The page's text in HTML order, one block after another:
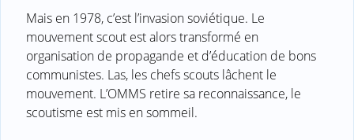
Mais en 1978, c’est l’invasion soviétique. Le
mouvement scout est alors transformé en
organisation de propagande et d’éducation de bons
communistes. Las, les chefs scouts lâchent le
mouvement. L’OMMS retire sa reconnaissance, le
scoutisme est mis en sommeil.